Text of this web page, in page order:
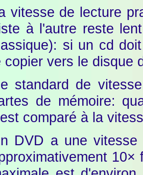
vitesse de lecture
à l'autre reste
si un cd
copier vers le disque
standard de
de mémoire:
comparé à la
DVD a une